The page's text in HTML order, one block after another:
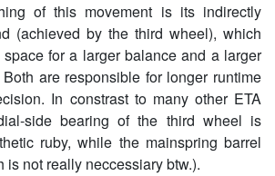
of this movement is its indirectly
(achieved by the third wheel), which
for a larger balance and a larger
are responsible for longer runtime
In constrast to many other ETA
side bearing of the third wheel is
ruby, while the mainspring barrel
is not really neccessiary btw.).